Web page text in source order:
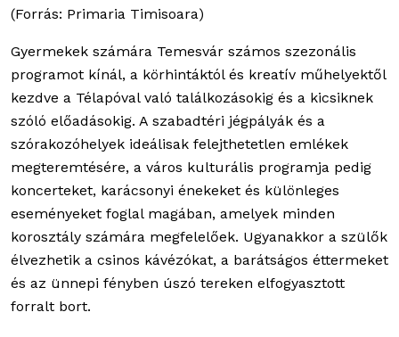
(Forrás: Primaria Timisoara)
Gyermekek számára Temesvár számos szezonális
programot kínál, a körhintáktól és kreatív műhelyektől
kezdve a Télapóval való találkozásokig és a kicsiknek
szóló előadásokig. A szabadtéri jégpályák és a
szórakozóhelyek ideálisak felejthetetlen emlékek
megteremtésére, a város kulturális programja pedig
koncerteket, karácsonyi énekeket és különleges
eseményeket foglal magában, amelyek minden
korosztály számára megfelelőek. Ugyanakkor a szülők
élvezhetik a csinos kávézókat, a barátságos éttermeket
és az ünnepi fényben úszó tereken elfogyasztott
forralt bort.